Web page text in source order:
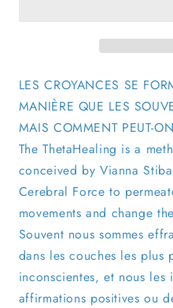
LES CROYANCES SE
MANIÈRE QUE LES
MAIS COMMENT PEUT-
The ThetaHealing is a
conceived by Vianna
Cerebral Force to
movements and change
Souvent nous sommes
dans les couches les plus
inconscientes, et nous les
affirmations positives ou